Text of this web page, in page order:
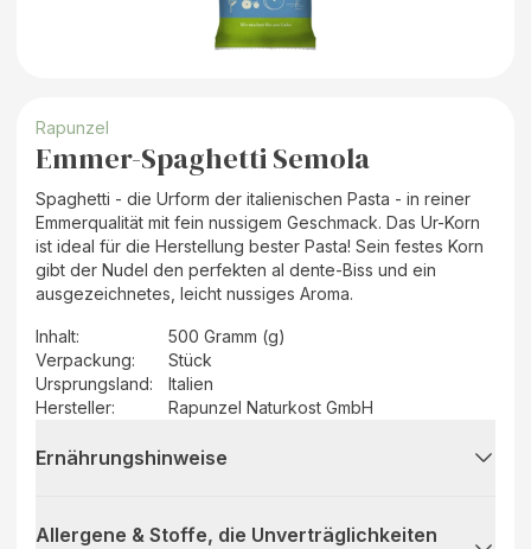
Rapunzel
Emmer-Spaghetti Semola
Spaghetti - die Urform der italienischen Pasta - in reiner
Emmerqualität mit fein nussigem Geschmack. Das Ur-Korn
ist ideal für die Herstellung bester Pasta! Sein festes Korn
gibt der Nudel den perfekten al dente-Biss und ein
ausgezeichnetes, leicht nussiges Aroma.
Inhalt:
500 Gramm (g)
Verpackung:
Stück
Ursprungsland:
Italien
Hersteller: Rapunzel Naturkost GmbH
Ernährungshinweise
Allergene & Stoffe, die Unverträglichkeiten